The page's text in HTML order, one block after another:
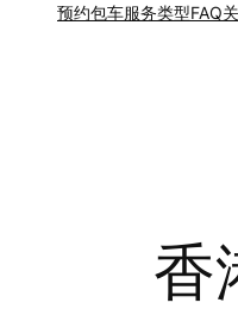
预约包车服务类型FAQ
香